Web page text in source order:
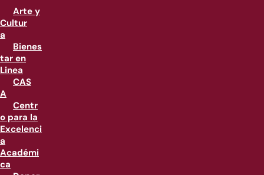
Arte y
Cultur
a
Bienes
tar en
Linea
CAS
A
Centr
o para la
Excelenci
a
Académi
ca